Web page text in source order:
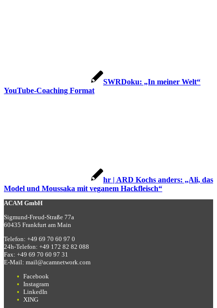
SWRDoku: „In meiner Welt“
YouTube-Coaching Format
hr | ARD Kochs anders: „Ali, das
Model und Moussaka mit veganem Hackfleisch“
ACAM GmbH
Sigmund-Freud-Straße 77a
60435 Frankfurt am Main
Telefon: +49 69 70 60 97 0
24h-Telefon: +49 172 82 82 088
Fax: +49 69 70 60 97 31
E-Mail: mail@acamnetwork.com
Facebook
Instagram
LinkedIn
XING